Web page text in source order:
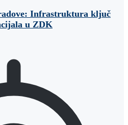
Infrastruktura ključ
u ZDK